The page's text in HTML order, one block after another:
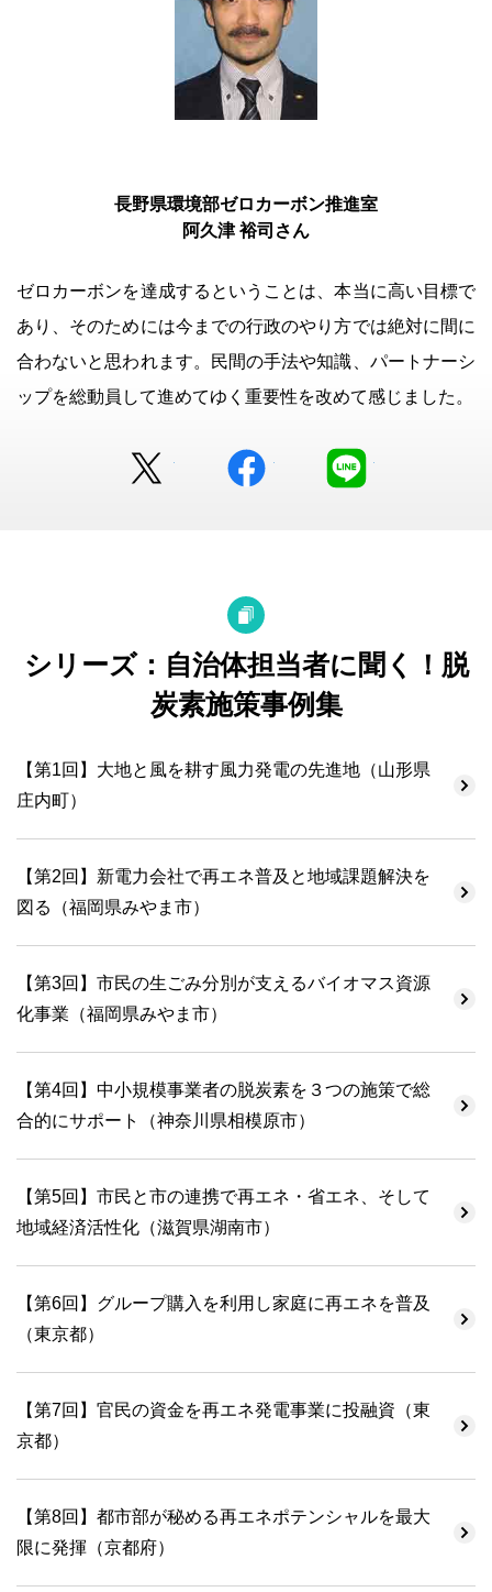
長野県環境部ゼロカーボン推進室
阿久津 裕司さん
ゼロカーボンを達成するということは、本当に高い目標で
あり、そのためには今までの行政のやり方では絶対に間に
合わないと思われます。民間の手法や知識、パートナーシ
ップを総動員して進めてゆく重要性を改めて感じました。
facebook
シリーズ：自治体担当者に聞く！脱
炭素施策事例集
【第1回】大地と風を耕す風力発電の先進地（山形県
庄内町）
【第2回】新電力会社で再エネ普及と地域課題解決を
図る（福岡県みやま市）
【第3回】市民の生ごみ分別が支えるバイオマス資源
化事業（福岡県みやま市）
【第4回】中小規模事業者の脱炭素を３つの施策で総
合的にサポート（神奈川県相模原市）
【第5回】市民と市の連携で再エネ・省エネ、そして
地域経済活性化（滋賀県湖南市）
【第6回】グループ購入を利用し家庭に再エネを普及
（東京都）
【第7回】官民の資金を再エネ発電事業に投融資（東
京都）
【第8回】都市部が秘める再エネポテンシャルを最大
限に発揮（京都府）